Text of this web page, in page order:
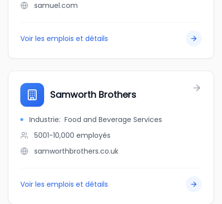
samuel.com
Voir les emplois et détails
Samworth Brothers
Industrie: Food and Beverage Services
5001-10,000 employés
samworthbrothers.co.uk
Voir les emplois et détails